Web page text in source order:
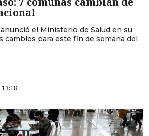
el Ministerio de Salud en su
cambios para este fin de semana del